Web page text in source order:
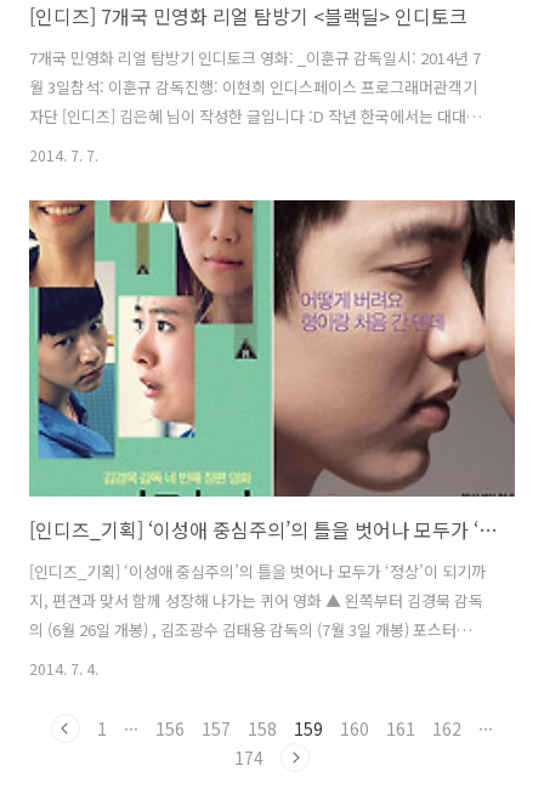
[인디즈] 7개국 민영화 리얼 탐방기 <블랙딜> 인디토크
7개국 민영화 리얼 탐방기 인디토크 영화: _이훈규 감독일시: 2014년 7
월 3일참석: 이훈규 감독진행: 이현희 인디스페이스 프로그래머관객기
자단 [인디즈] 김은혜 님이 작성한 글입니다 :D 작년 한국에서는 대대적
인 철도파업으로 민영화에 대한 국민들의 관심이 한층 커졌다. 1980년대
최근 한국으로 넘어왔다. 이 민영화 바람의 실체를 보기 위해 앞서 민영
화를 겪은 영국, 프랑스, 독일, 아르헨티나, 칠레, 일본을 탐방한 다큐멘
터리 이 지난 7월 3일 개봉했다. 해외로케를 진행한 국내 시사 다큐멘터
리 영화로 이날 인디토크에서는 의 이훈규 감독에게 다양한 질문이 쏟아
져 나왔다. 진행 : 영화를 기획하게 된 의도가 궁금하다. 감독 : 작년..
2014. 7. 7.
[인디즈_기획] ‘이성애 중심주의’의 틀을 벗어나 모두가 ‘정상’이 되기까지, 편견과 맞서 함께 성장해 나가는 퀴어 영화
[인디즈_기획] ‘이성애 중심주의’의 틀을 벗어나 모두가 ‘정상’이 되기까
지, 편견과 맞서 함께 성장해 나가는 퀴어 영화 ▲ 왼쪽부터 김경묵 감독
의 (6월 26일 개봉) , 김조광수 김태용 감독의 (7월 3일 개봉) 포스터
2014. 7. 4.
1 ··· 156 157 158 159 160 161 162
···
174